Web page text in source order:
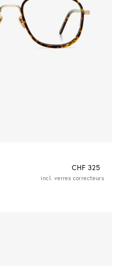
CHF 325
incl. verres correcteurs